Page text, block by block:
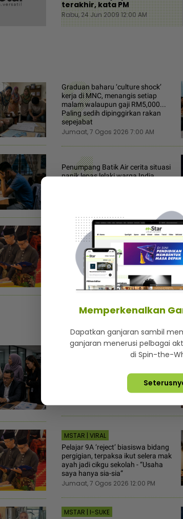
terakhir, kata PM
Rabu, 24 Jun 2009 12:00 AM
2
Graduan baharu ‘culture shock’
kerja di MNC, menangis setiap
malam walaupun gaji RM5,000...
Paling sedih dipinggirkan rakan
sepejabat
Jumaat, 7 Ogos 2026 7:00 AM
4
Penumpang Batik Air cerita situasi
panik lepas lelaki warga India
6
Tak jadi dakwa di IJN, prosiding kes
pengisytiharan harta Ismail Sabri
tangguh 27 Ogos
Jumaat, 7 Ogos 2026 10:05 AM
ikonik“ - Mila Mohsin tak berniat
ganti Tiara, tampil cara sendiri
Jumaat, 7 Ogos 2026 12:30 PM
MSTAR | VIRAL
Pelajar 9A ‘reject’ biasiswa bidang
pergigian, terpaksa ikut selera mak
ayah jadi cikgu sekolah - “Usaha
saya hanya sia-sia”
Jumaat, 7 Ogos 2026 12:00 PM
MSTAR | I-SUKE
Memperkenalkan
Dapatkan ganjaran sambil
ganjaran menerusi pelbagai
di Spin-the-